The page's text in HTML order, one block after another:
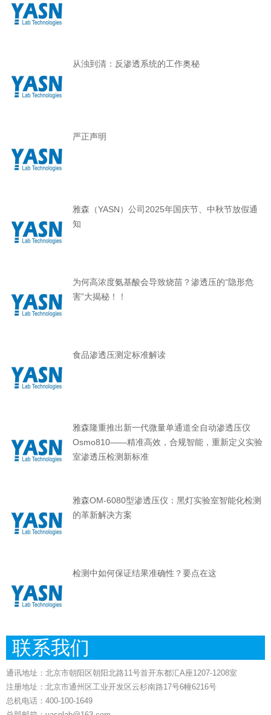
从浊到清：反渗透系统的工作奥秘
严正声明
雅森（YASN）公司2025年国庆节、中秋节放假通
知
为何高浓度氨基酸会导致烧苗？渗透压的“隐形危
害”大揭秘！！
食品渗透压测定标准解读
雅森隆重推出新一代微量单通道全自动渗透压仪
Osmo810——精准高效，合规智能，重新定义实验
室渗透压检测新标准
雅森OM-6080型渗透压仪：黑灯实验室智能化检测
的革新解决方案
检测中如何保证结果准确性？要点在这
联系我们
通讯地址：北京市朝阳区朝阳北路11号首开东都汇A座1207-1208室
注册地址：北京市通州区工业开发区云杉南路17号6幢6216号
总机电话：400-100-1649